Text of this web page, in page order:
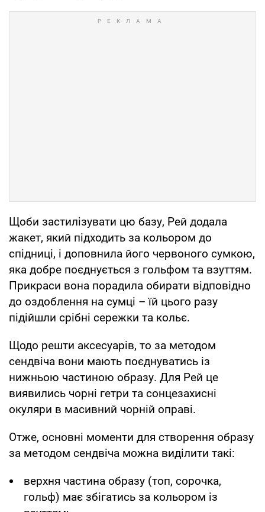
Щоби застилізувати цю базу, Рей додала
жакет, який підходить за кольором до
спідниці, і доповнила його червоного сумкою,
яка добре поєднується з гольфом та взуттям.
Прикраси вона порадила обирати відповідно
до оздоблення на сумці – їй цього разу
підійшли срібні сережки та кольє.
Щодо решти аксесуарів, то за методом
сендвіча вони мають поєднуватись із
нижньою частиною образу. Для Рей це
виявились чорні гетри та сонцезахисні
окуляри в масивний чорній оправі.
Отже, основні моменти для створення образу
за методом сендвіча можна виділити такі:
верхня частина образу (топ, сорочка,
гольф) має збігатись за кольором із